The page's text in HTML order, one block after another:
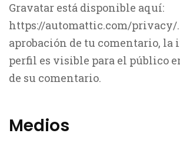
Gravatar está disponible aquí:
https://automattic.com/privacy/.
aprobación de tu comentario, la
perfil es visible para el público
de su comentario.
Medios